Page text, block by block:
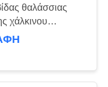
θαλάσσιας
χάλκινου
για θαλάσσια